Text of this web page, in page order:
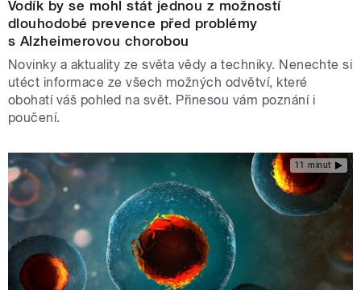
Vodík by se mohl stát jednou z možností
dlouhodobé prevence před problémy
s Alzheimerovou chorobou
Novinky a aktuality ze světa vědy a techniky. Nenechte si
utéct informace ze všech možných odvětví, které
obohatí váš pohled na svět. Přinesou vám poznání i
poučení.
11 minut